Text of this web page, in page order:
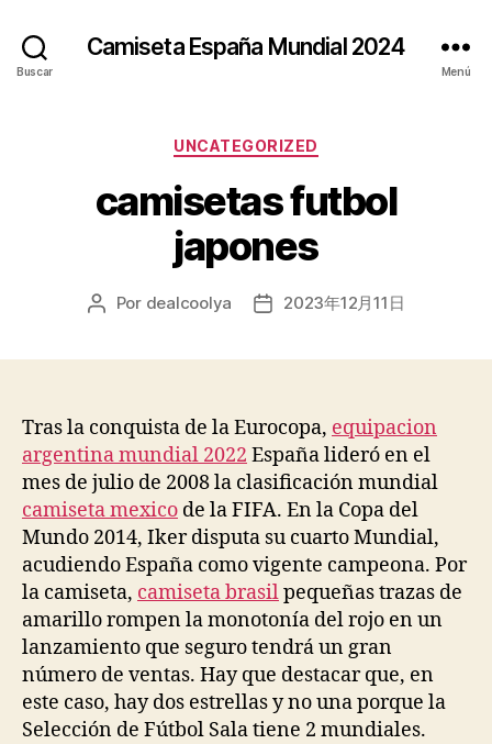
Buscar
Camiseta España Mundial 2024
Menú
Categorías
UNCATEGORIZED
camisetas futbol
japones
Autor
Por dealcoolya
Fecha2023年12月11日
Tras la conquista de la Eurocopa, equipacion
argentina mundial 2022 España lideró en el
mes de julio de 2008 la clasificación mundial
camiseta mexico de la FIFA. En la Copa del
Mundo 2014, Iker disputa su cuarto Mundial,
acudiendo España como vigente campeona. Por
la camiseta, camiseta brasilpequeñas trazas de
amarillo rompen la monotonía del rojo en un
lanzamiento que seguro tendrá un gran
número de ventas. Hay que destacar que, en
este caso, hay dos estrellas y no una porque la
Selección de Fútbol Sala tiene 2 mundiales.